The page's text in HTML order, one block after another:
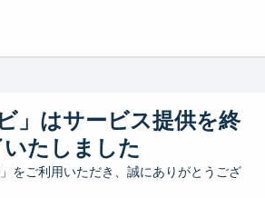
」はサービス提供を終
いたしました
をご利用いただき、誠にありがとうござ